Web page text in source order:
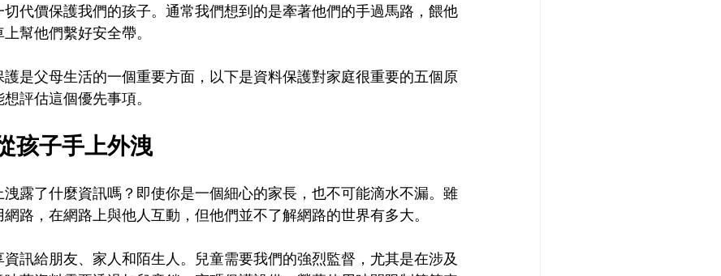
代價保護我們的孩子。通常我們想到的是牽著他們的手過馬路，餵他
幫他們繫好安全帶。
是父母生活的一個重要方面，以下是資料保護對家庭很重要的五個原
評估這個優先事項。
孩子手上外洩
露了什麼資訊嗎？即使你是一個細心的家長，也不可能滴水不漏。雖
路，在網路上與他人互動，但他們並不了解網路的世界有多大。
訊給朋友、家人和陌生人。兒童需要我們的強烈監督，尤其是在涉及